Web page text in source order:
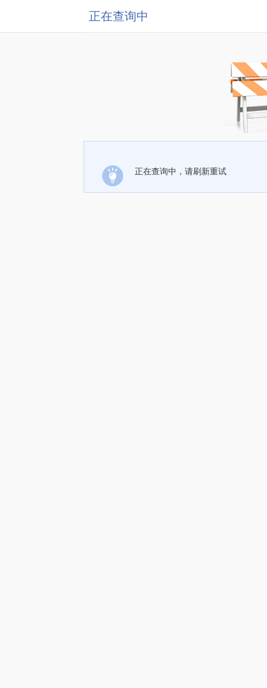
正在查询中
正在查询中，请刷新重试